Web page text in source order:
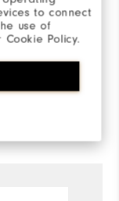
to connect
use of
Policy.
Runs Large